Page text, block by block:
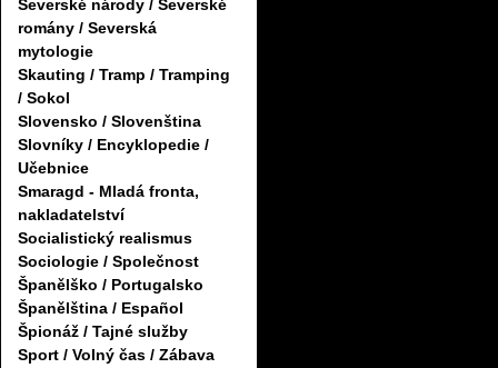
Severské národy / Severské
romány / Severská
mytologie
Skauting / Tramp / Tramping
/ Sokol
Slovensko / Slovenština
Slovníky / Encyklopedie /
Učebnice
Smaragd - Mladá fronta,
nakladatelství
Socialistický realismus
Sociologie / Společnost
Španělško / Portugalsko
Španělština / Español
Špionáž / Tajné služby
Sport / Volný čas / Zábava